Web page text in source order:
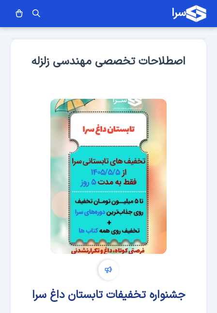
سرا
اصطلاحات تخصصی مهندسی زلزله
جشنواره تخفیفات تابستان داغ سرا